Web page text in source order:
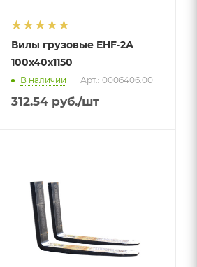
Вилы грузовые EHF-2А
100х40х1150
В наличии Арт.: 0006406.00
312.54 руб./шт